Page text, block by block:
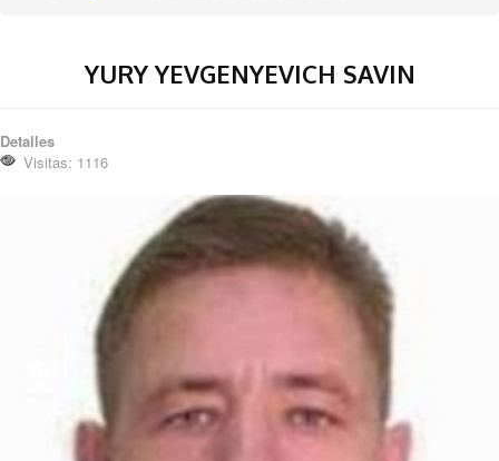
YURY YEVGENYEVICH SAVIN
Detalles
Visitas: 1116